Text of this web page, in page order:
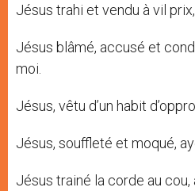
Jésus trahi et vendu à vil
Jésus blâmé, accusé et
moi.
Jésus, vêtu d’un habit
Jésus, souffleté et moqué,
Jésus trainé la corde au cou,